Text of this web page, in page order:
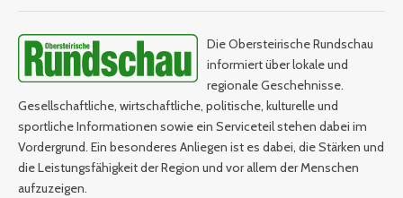
Die Obersteirische Rundschau
informiert über lokale und
regionale Geschehnisse.
Gesellschaftliche, wirtschaftliche, politische, kulturelle und
sportliche Informationen sowie ein Serviceteil stehen dabei im
Vordergrund. Ein besonderes Anliegen ist es dabei, die Stärken und
die Leistungsfähigkeit der Region und vor allem der Menschen
aufzuzeigen.